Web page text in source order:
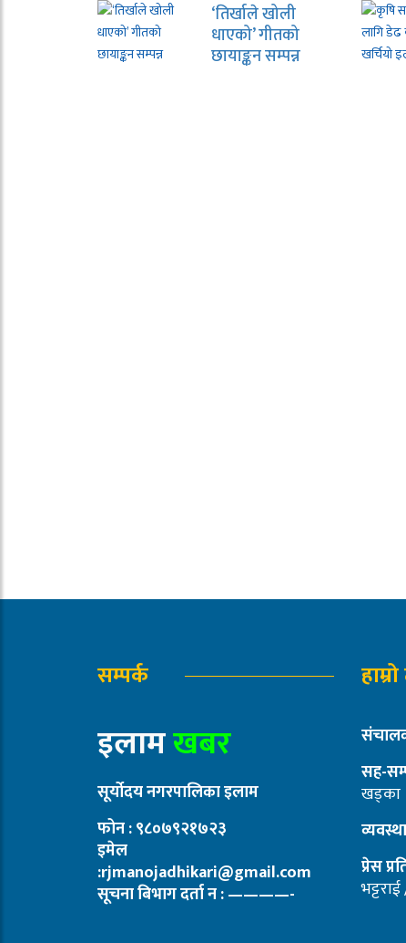
‘तिर्खाले खोली
धाएको’ गीतको
छायाङ्कन सम्पन्न
सम्पर्क
इलामखबर
सूर्योदय नगरपालिका इलाम
फोन : ९८०७९२१७२३
इमेल
:rjmanojadhikari@gmail.com
सूचना बिभाग दर्ता न : ————-
सह-
खड्का
प्रेस